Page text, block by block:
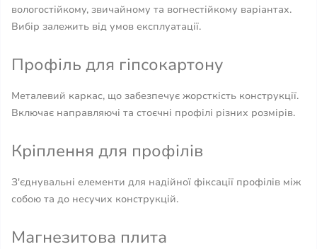
вологостійкому, звичайному та вогнестійкому варіантах.
Вибір залежить від умов експлуатації.
Профіль для гіпсокартону
Металевий каркас, що забезпечує жорсткість конструкції.
Включає направляючі та стоєчні профілі різних розмірів.
Кріплення для профілів
З'єднувальні елементи для надійної фіксації профілів між
собою та до несучих конструкцій.
Магнезитова плита